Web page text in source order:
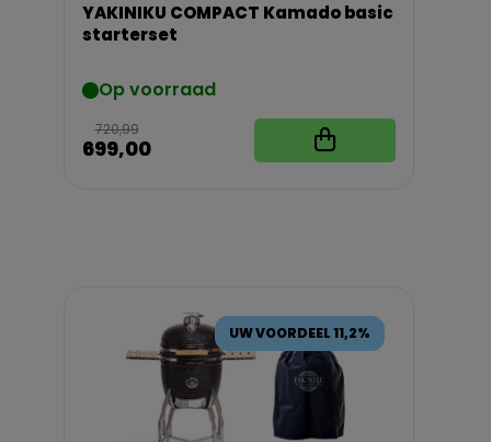
YAKINIKU COMPACT Kamado basic
starterset
Op voorraad
720,99
699,00
UW VOORDEEL 11,2%